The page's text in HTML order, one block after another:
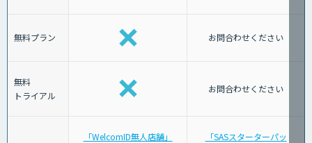
無料プラン お問合わせください
無料
トライアル
お問合わせください
「WelcomID無人店舗」
「SASスターターパッ